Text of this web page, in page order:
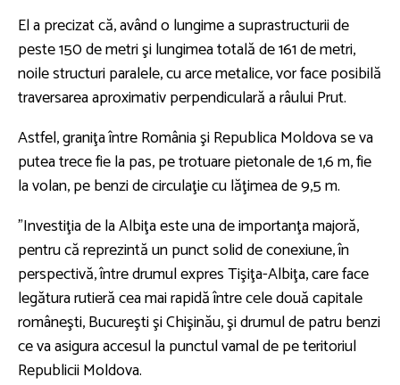
El a precizat că, având o lungime a suprastructurii de
peste 150 de metri şi lungimea totală de 161 de metri,
noile structuri paralele, cu arce metalice, vor face posibilă
traversarea aproximativ perpendiculară a râului Prut.
Astfel, graniţa între România şi Republica Moldova se va
putea trece fie la pas, pe trotuare pietonale de 1,6 m, fie
la volan, pe benzi de circulaţie cu lăţimea de 9,5 m.
”Investiţia de la Albiţa este una de importanţa majoră,
pentru că reprezintă un punct solid de conexiune, în
perspectivă, între drumul expres Tişiţa-Albiţa, care face
legătura rutieră cea mai rapidă între cele două capitale
româneşti, Bucureşti şi Chişinău, şi drumul de patru benzi
ce va asigura accesul la punctul vamal de pe teritoriul
Republicii Moldova.